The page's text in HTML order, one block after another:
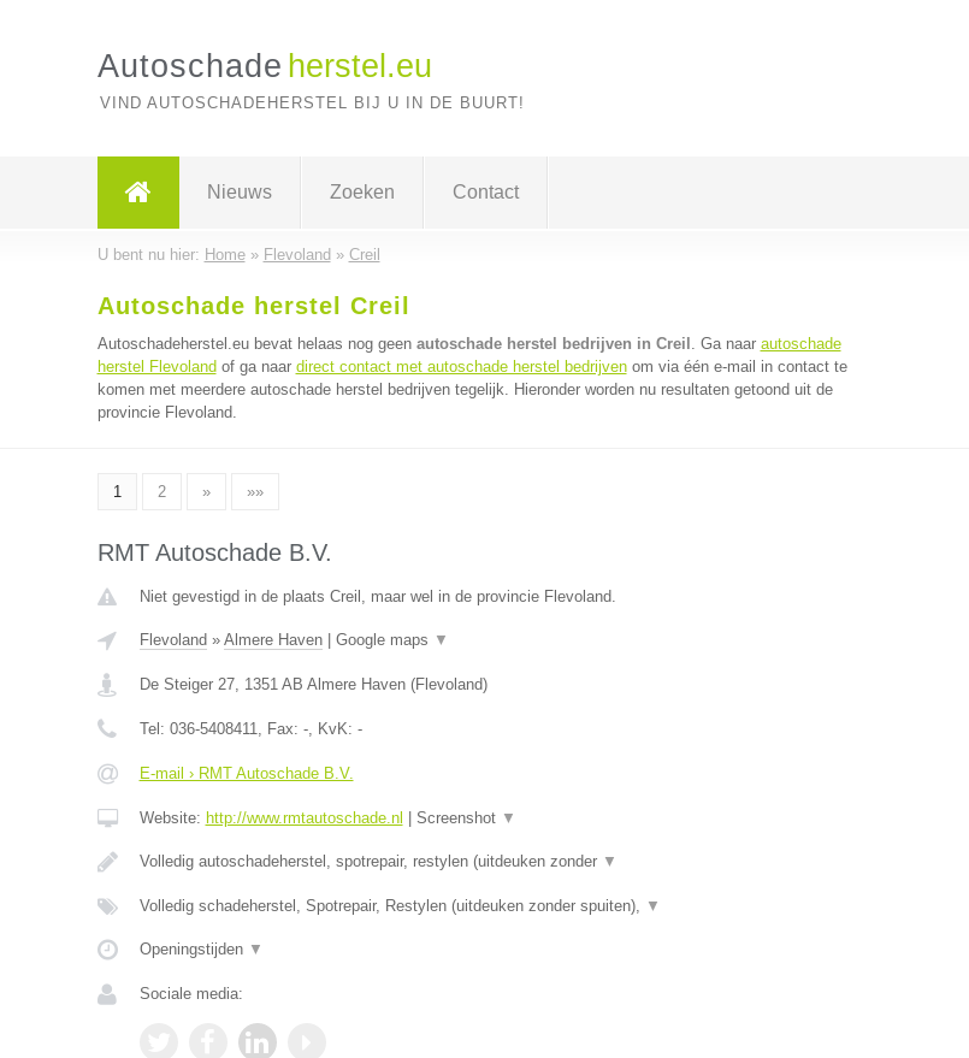
Autoschade herstel.eu
VIND AUTOSCHADEHERSTEL BIJ U IN DE BUURT!
Nieuws Zoeken Contact
U bent nu hier: Home» Flevoland » Creil
Autoschade herstel Creil
Autoschadeherstel.eu bevat helaas nog geen autoschade herstel bedrijven in Creil . Ga naar autoschade
herstel Flevoland of ga naar direct contact met autoschade herstel bedrijvenom via één e-mail in contact te
komen met meerdere autoschade herstel bedrijven tegelijk. Hieronder worden nu resultaten getoond uit de
provincie Flevoland.
1 2 » »»
RMT Autoschade B.V.
Niet gevestigd in de plaats Creil, maar wel in de provincie Flevoland.
Flevoland » Almere Haven| Google maps ▼
De Steiger 27, 1351 AB Almere Haven(Flevoland)
Tel: 036-5408411, Fax: -, KvK: -
E-mail › RMT Autoschade B.V.
Website: http://www.rmtautoschade.nl Screenshot ▼
Volledig autoschadeherstel, spotrepair, restylen (uitdeuken zonder ▼
Volledig schadeherstel, Spotrepair, Restylen (uitdeuken zonder spuiten), ▼
Openingstijden ▼
Sociale media: